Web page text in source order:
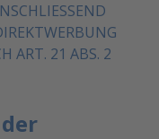
ART. 21 ABS. 2